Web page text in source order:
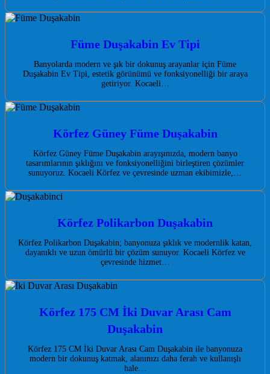
Füme Duşakabin Ev Tipi
Banyolarda modern ve şık bir dokunuş arayanlar için Füme
Duşakabin Ev Tipi, estetik görünümü ve fonksiyonelliği bir araya
getiriyor. Kocaeli…
Körfez Güney Füme Duşakabin
Körfez Güney Füme Duşakabin arayışınızda, modern banyo
tasarımlarının şıklığını ve fonksiyonelliğini birleştiren çözümler
sunuyoruz. Kocaeli Körfez ve çevresinde uzman ekibimizle,…
Körfez Polikarbon Duşakabin
Körfez Polikarbon Duşakabin; banyonuza şıklık ve modernlik katan,
dayanıklı ve uzun ömürlü bir çözüm sunuyor. Kocaeli Körfez ve
çevresinde hizmet…
Körfez 175 CM İki Duvar Arası Cam
Duşakabin
Körfez 175 CM İki Duvar Arası Cam Duşakabin ile banyonuza
modern bir dokunuş katmak, alanınızı daha ferah ve kullanışlı
hale…